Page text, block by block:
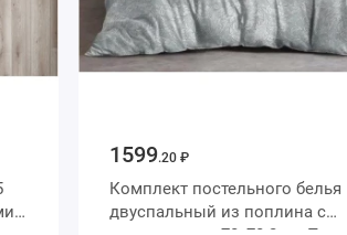
1599.20 ₽
Комплект постельного белья
двуспальный из поплина с